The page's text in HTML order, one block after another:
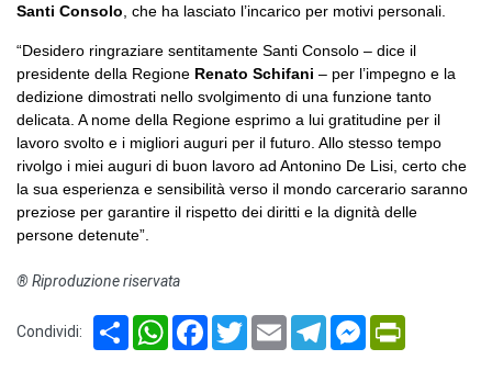
Santi Consolo , che ha lasciato l’incarico per motivi personali.
“Desidero ringraziare sentitamente Santi Consolo – dice il
presidente della Regione Renato Schifani – per l’impegno e la
dedizione dimostrati nello svolgimento di una funzione tanto
delicata. A nome della Regione esprimo a lui gratitudine per il
lavoro svolto e i migliori auguri per il futuro. Allo stesso tempo
rivolgo i miei auguri di buon lavoro ad Antonino De Lisi, certo che
la sua esperienza e sensibilità verso il mondo carcerario saranno
preziose per garantire il rispetto dei diritti e la dignità delle
persone detenute”.
® Riproduzione riservata
Condividi: Share WhatsAppFacebook
TwitterEmail TelegramMessenger